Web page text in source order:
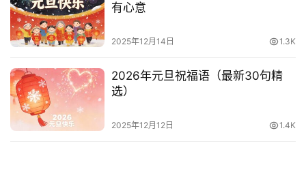
有心意
2025年12月14日 1.3K
2026年元旦祝福语（最新30句精
选）
2025年12月12日 1.4K